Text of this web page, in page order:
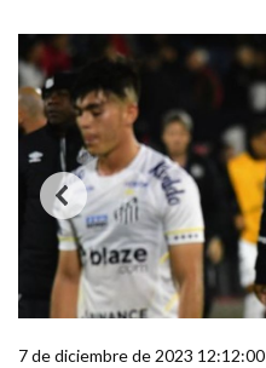
7 de diciembre de 2023 12:12:00